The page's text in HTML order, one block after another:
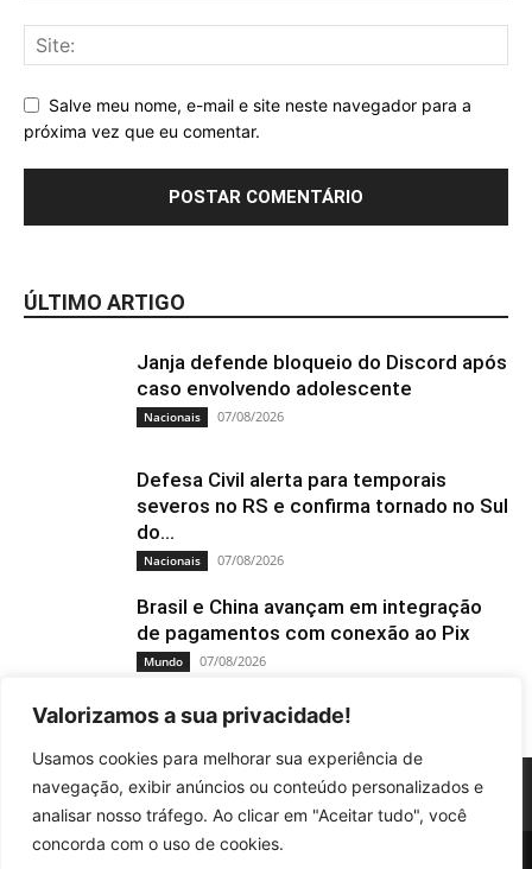
Valorizamos a sua privacidade!
Usamos cookies para melhorar sua experiência de
navegação, exibir anúncios ou conteúdo personalizados e
analisar nosso tráfego. Ao clicar em "Aceitar tudo", você
concorda com o uso de cookies.
Salve meu nome, e-mail e site neste navegador para a
próxima vez que eu comentar.
ÚLTIMO ARTIGO
Janja defende bloqueio do Discord após
caso envolvendo adolescente
Nacionais 07/08/2026
Defesa Civil alerta para temporais
severos no RS e confirma tornado no Sul
do...
Nacionais 07/08/2026
Brasil e China avançam em integração
de pagamentos com conexão ao Pix
Mundo 07/08/2026